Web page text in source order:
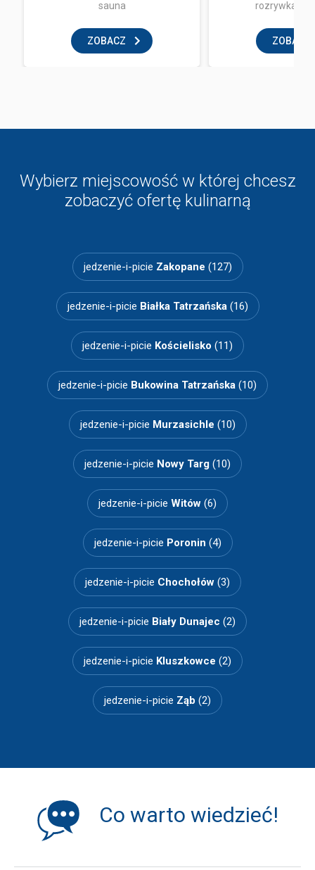
sauna
ZOBACZ
rozrywka i
ZOBACZ
Wybierz miejscowość w której chcesz
zobaczyć ofertę kulinarną
jedzenie-i-picie Zakopane (127)
jedzenie-i-picie Białka Tatrzańska(16)
jedzenie-i-picie Kościelisko (11)
jedzenie-i-picie Bukowina Tatrzańska (10)
jedzenie-i-picie Murzasichle (10)
jedzenie-i-picie Nowy Targ (10)
jedzenie-i-picie Witów (6)
jedzenie-i-picie Poronin (4)
jedzenie-i-picie Chochołów (3)
jedzenie-i-picie Biały Dunajec (2)
jedzenie-i-picie Kluszkowce (2)
jedzenie-i-picie Ząb (2)
Co warto wiedzieć!